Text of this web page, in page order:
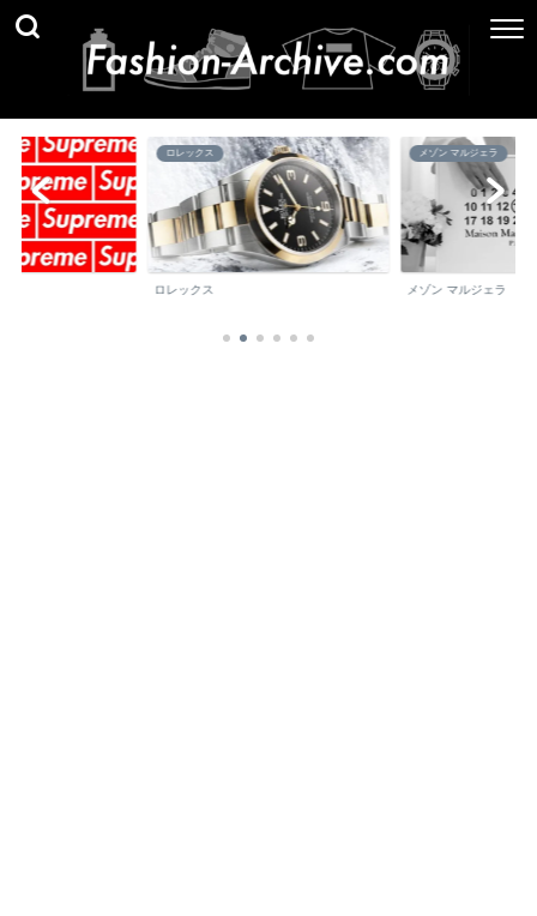
ロレックス
ロレックス
メゾン マルジェラ
メゾン マルジェラ